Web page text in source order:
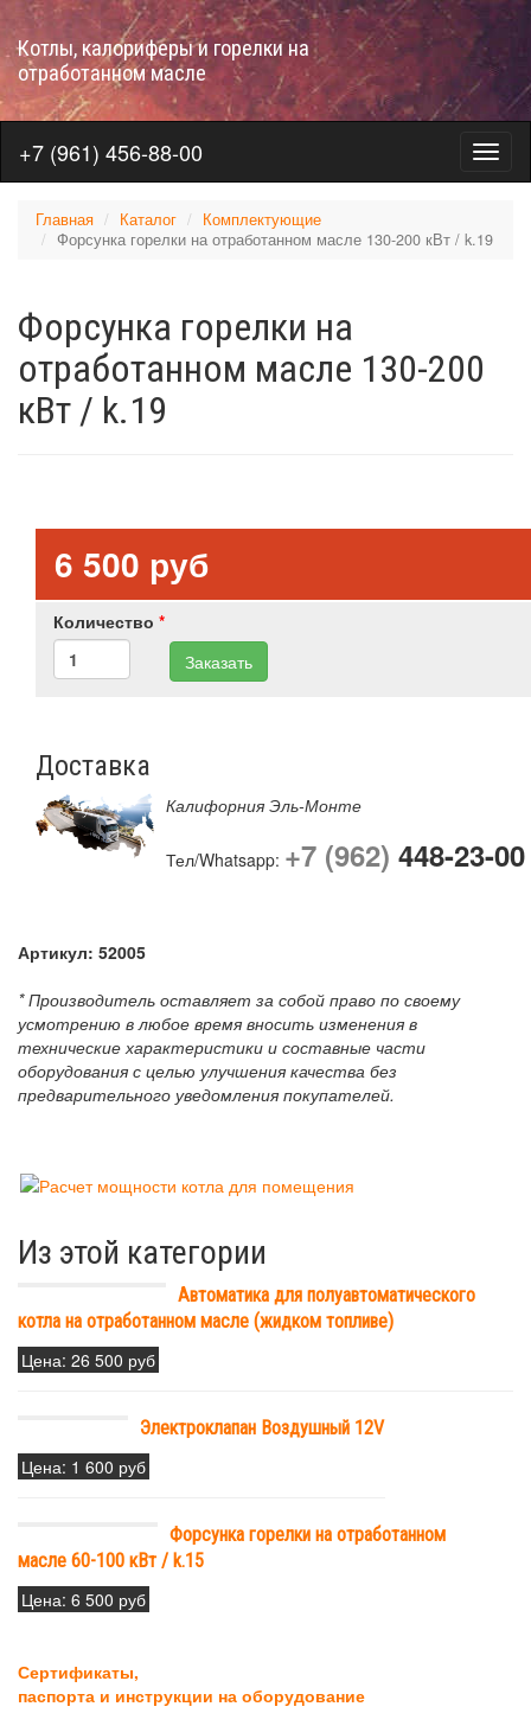
Перейти
основному
содержанию
Котлы, калориферы и горелки на
отработанном масле
Меню
на
+7 (961) 456-88-00
Главная Каталог
Комплектующие
Форсунка горелки на отработанном масле 130-200 кВт / k.19
Форсунка горелки на
отработанном масле 130-200
кВт / k.19
6 500 руб
Количество *
Заказать
Доставка
Калифорния Эль-Монте
Тел/Whatsapp: +7 (962) 448-23-00
Артикул: 52005
* Производитель оставляет за собой право по своему
усмотрению в любое время вносить изменения в
технические характеристики и составные части
оборудования с целью улучшения качества без
предварительного уведомления покупателей.
Из этой категории
Автоматика для полуавтоматического
котла на отработанном масле (жидком топливе)
Цена: 26 500 руб
Электроклапан Воздушный 12V
Цена: 1 600 руб
Форсунка горелки на отработанном
масле 60-100 кВт / k.15
Цена: 6 500 руб
Сертификаты,
паспорта и инструкции на оборудование